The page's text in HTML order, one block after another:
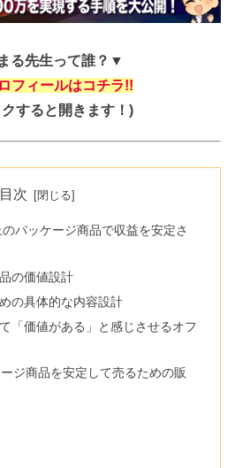
る先生って誰？▼
フィールはコチラ!!
すると開きます！)
目次
パッケージ商品で収益を安定さ
の価値設計
の具体的な内容設計
「価値がある」と感じさせるオフ
ジ商品を安定して売るための販